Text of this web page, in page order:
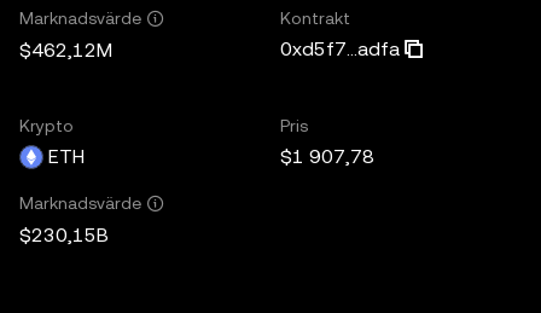
Marknadsvärde
$462,12M
Kontrakt
0xd5f7...adfa
Krypto
ETH
Pris
$1 907,78
Marknadsvärde
$230,15B